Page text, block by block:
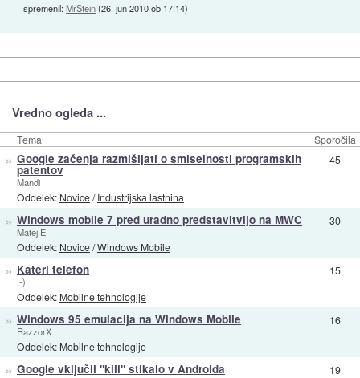
spremenil:MrStein(26. jun 2010 ob 17:14)
Vredno ogleda ...
Tema Sporočila
» Google začenja razmišljati o smiselnosti programskih
patentov
Mandi
Oddelek: Novice/Industrijska lastnina
45
» Windows mobile 7 pred uradno predstavitvijo na MWC
Matej E
Oddelek: Novice/Windows Mobile
30
» Kateri telefon
;-)
Oddelek: Mobilne tehnologije
15
» Windows 95 emulacija na Windows Mobile
RazzorX
Oddelek: Mobilne tehnologije
16
» Google vključil "kill" stikalo v Androida 19